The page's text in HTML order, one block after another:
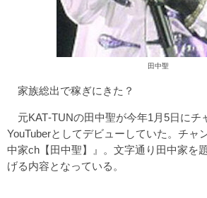
田中聖
家族総出で稼ぎにきた？
元KAT‐TUNの田中聖が今年1月5日にチ
YouTuberとしてデビューしていた。チャ
中家ch【田中聖】』。文字通り田中家を
げる内容となっている。